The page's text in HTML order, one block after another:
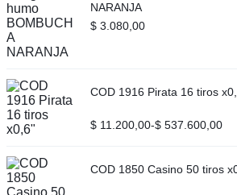
NARANJA
$ 3.080,00
COD 1916 Pirata 16 tiros
$ 11.200,00-$ 537.600,00
COD 1850 Casino 50 tiros